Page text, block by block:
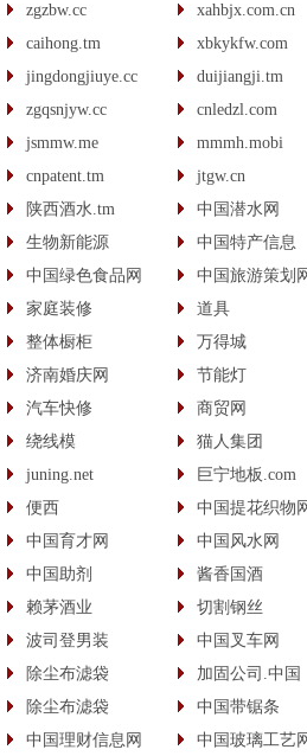
zgzbw.cc
xahbjx.com.cn
caihong.tm
xbkykfw.com
jingdongjiuye.cc
duijiangji.tm
zgqsnjyw.cc
cnledzl.com
jsmmw.me
mmmh.mobi
cnpatent.tm
jtgw.cn
陕西酒水.tm
中国潜水网
生物新能源
中国特产信息
中国绿色食品网
中国旅游策划
家庭装修
道具
整体橱柜
万得城
济南婚庆网
节能灯
汽车快修
商贸网
绕线模
猫人集团
juning.net
巨宁地板.com
便西
中国提花织物
中国育才网
中国风水网
中国助剂
酱香国酒
赖茅酒业
切割钢丝
波司登男装
中国叉车网
除尘布滤袋
加固公司.中国
除尘布滤袋
中国带锯条
中国理财信息网
中国玻璃工艺